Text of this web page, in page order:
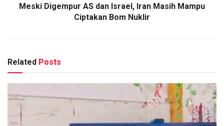
Meski Digempur AS dan Israel, Iran Masih Mampu
Ciptakan Bom Nuklir
Related Posts